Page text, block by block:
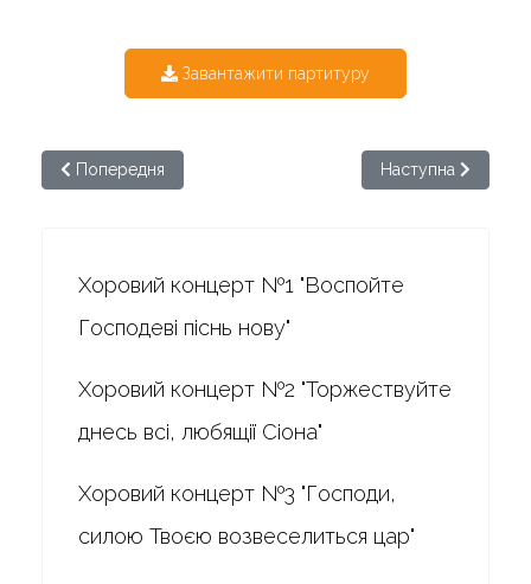
Завантажити партитуру
Попередня стаття: Бортнянський. Хоровий концерт №11
Попередня Наступна стаття:
Наступна
Хоровий концерт №1 "Воспойте
Господеві піснь нову"
Хоровий концерт №2 "Торжествуйте
днесь всі, любящії Сіона"
Хоровий концерт №3 "Господи,
силою Твоєю возвеселиться цар"